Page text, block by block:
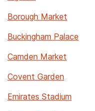
Borough Market
Buckingham Palace
Camden Market
Covent Garden
Emirates Stadium